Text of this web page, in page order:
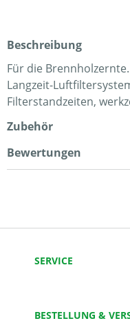
Beschreibung
Für die
Langzeit-
Filterstandzeiten,
Zubehör
Bewertungen
SERVICE
BESTELLUNG &